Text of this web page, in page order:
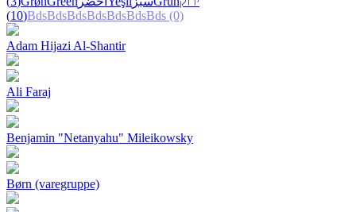
(10)BdsBdsBdsBdsBdsBdsBds (0)
Adam Hijazi Al-Shantir
Ali Faraj
Benjamin "Netanyahu" Mileikowsky
Børn (varegruppe)